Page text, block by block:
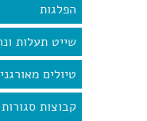
הפלגות
שייט תעלות
טיולים
קבוצות סגורות